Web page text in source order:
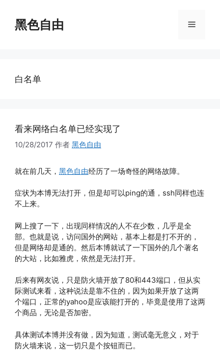
黑色自由 菜
白名单
看来网络白名单已经实现了
10/28/2017 作者 黑色自由
就在前几天， 黑色自由经历了一场奇怪的网络故障。
症状为本博无法打开，但是却可以ping的通，ssh同样也连
不上来。
网上搜了一下，出现同样情况的人不在少数，几乎是全
部。也就是说，访问国外的网站，基本上都是打不开的，
但是网络却是通的。然后本博就试了一下国外的几个著名
的大站，比如雅虎，依然是无法打开。
后来有网友说，只是防火墙开放了80和443端口，但从实
际测试来看，这种说法是靠不住的，因为如果开放了这两
个端口，正常的yahoo是应该能打开的，毕竟是使用了这两
个商品，无论是否加密。
具体测试本博并没有做，因为知道，测试毫无意义，对于
防火墙来说，这一切只是个按钮而已。